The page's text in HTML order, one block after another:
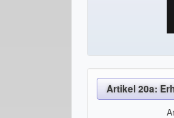
Artikel 20a: